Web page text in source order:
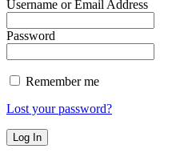
Username or Email Address
Password
Remember me
Lost your password?